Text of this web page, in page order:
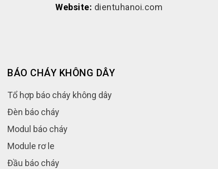
BÁO CHÁY KHÔNG DÂY
Tổ hợp báo cháy không dây
Đèn báo cháy
Modul báo cháy
Module rơ le
Đầu báo cháy
Website: dientuhanoi.com